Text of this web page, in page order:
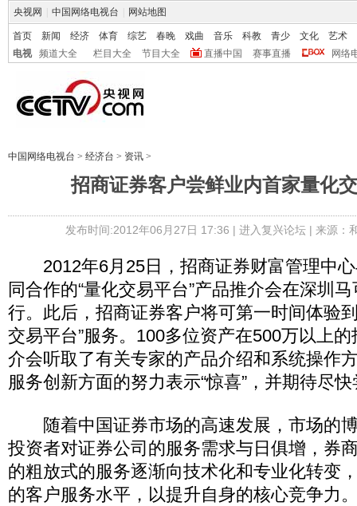
央视网 中国网络电视台 网站地图
首页 新闻 经济 体育 综艺 春晚 戏曲 音乐 科教 青少 文化
艺术
电视
频道大全 栏目大全 节目大全 直播中国 赛事直播 网络
中国网络电视台 > 经济台 > 资讯 >
招商证券客户尝鲜业内首家量化
发布时间:2012年06月27日 17:36 | 进入复兴论坛| 来源：
2012年6月25日，招商证券财富管理中心
同合作的“量化交易平台”产品推介会在深圳
行。此后，招商证券客户将可第一时间体验
交易平台”服务。100多位资产在500万以上
介会听取了有关专家的产品介绍和系统操作
服务创新方面的努力表示“惊喜”，并期待尽
随着中国证券市场的高速发展，市场的
投资者对证券公司的服务需求与日俱增，券
的粗放式的服务逐渐向技术化和专业化转变
的客户服务水平，以提升自身的核心竞争力